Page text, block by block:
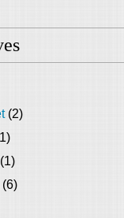
(2)
(1)
(6)